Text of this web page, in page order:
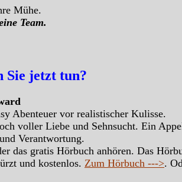
Mühe.
Team.
Sie jetzt tun?
Abenteuer vor realistischer Kulisse.
voller Liebe und Sehnsucht. Ein
Verantwortung.
das gratis Hörbuch anhören. Das
und kostenlos. Zum Hörbuch --->.